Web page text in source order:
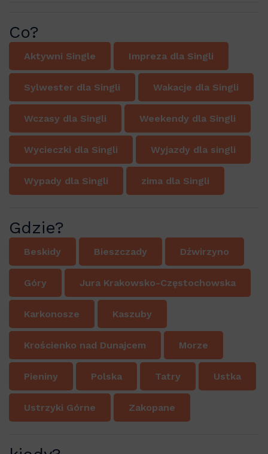
Co?
Aktywni Single Impreza dla Singli
Sylwester dla Singli Wakacje dla Singli
Wczasy dla Singli Weekendy dla Singli
Wycieczki dla Singli Wyjazdy dla singli
Wypady dla Singli zima dla Singli
Gdzie?
Beskidy Bieszczady Dźwirzyno
Góry Jura Krakowsko-Częstochowska
Karkonosze Kaszuby
Krościenko nad Dunajcem Morze
Pieniny Polska Tatry Ustka
Ustrzyki Górne Zakopane